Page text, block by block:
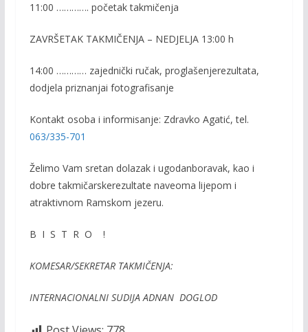
11 :00 …………. početak takmičenja
ZAVRŠETAK TAKMIČENJA – NEDJELJA 13:00 h
1 4:00 ………… zajednički ručak, proglašenjerezultata,
dodjela priznanjai fotografisanje
Kontakt osoba i informisanje: Zdravko Agatić,tel.
063/335-701
Želimo Vam sretan dolazak i ugodanboravak, kao i
dobre takmičarskerezultate naveoma lijepom i
atraktivnom Ramskom jezeru.
B I S T R O !
KOMESAR/SEKRETAR TAKMIČENJA:
INTERNACIONALNI SUDIJA ADNAN DOGLOD